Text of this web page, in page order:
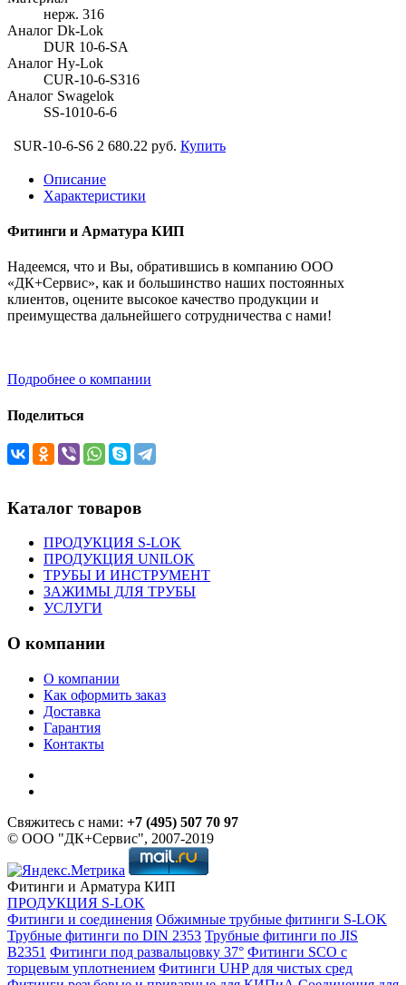
нерж. 316
Аналог Dk-Lok
DUR 10-6-SA
Аналог Hy-Lok
CUR-10-6-S316
Аналог Swagelok
SS-1010-6-6
SUR-10-6-S6 2 680.22 руб. Купить
Описание
Характеристики
Фитинги и Арматура КИП
Надеемся, что и Вы, обратившись в компанию ООО
«ДК+Сервис», как и большинство наших постоянных
клиентов, оцените высокое качество продукции и
преимущества дальнейшего сотрудничества с нами!
Подробнее о компании
Поделиться
Каталог товаров
ПРОДУКЦИЯ S-LOK
ПРОДУКЦИЯ UNILOK
ТРУБЫ И ИНСТРУМЕНТ
ЗАЖИМЫ ДЛЯ ТРУБЫ
УСЛУГИ
О компании
О компании
Как оформить заказ
Доставка
Гарантия
Контакты
Свяжитесь с нами: +7 (495) 507 70 97
© ООО "ДК+Сервис", 2007-2019
Фитинги и Арматура КИП
ПРОДУКЦИЯ S-LOK
Фитинги и соединения Обжимные трубные фитинги S-LOK
Трубные фитинги по DIN 2353 Трубные фитинги по JIS
B2351 Фитинги под развальцовку 37° Фитинги SCO с
торцевым уплотнением Фитинги UHP для чистых сред